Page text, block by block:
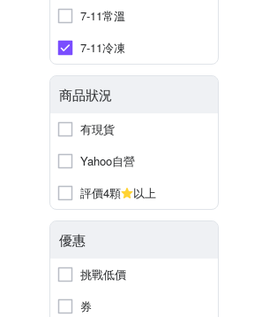
7-11常溫
7-11冷凍
商品狀況
有現貨
Yahoo自營
評價4顆
以上
優惠
挑戰低價
券